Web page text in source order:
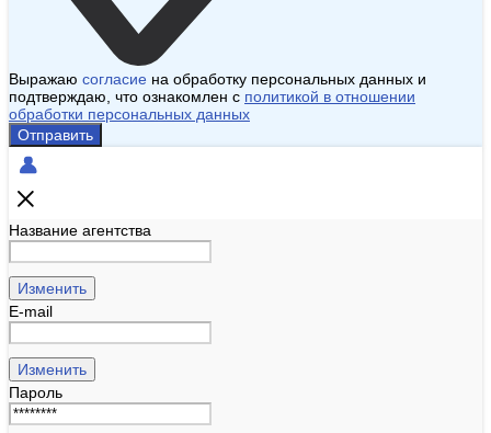
Выражаю согласие на обработку персональных данных и
подтверждаю, что ознакомлен с политикой в отношении
обработки персональных данных
Отправить
Название агентства
Изменить
E-mail
Изменить
Пароль